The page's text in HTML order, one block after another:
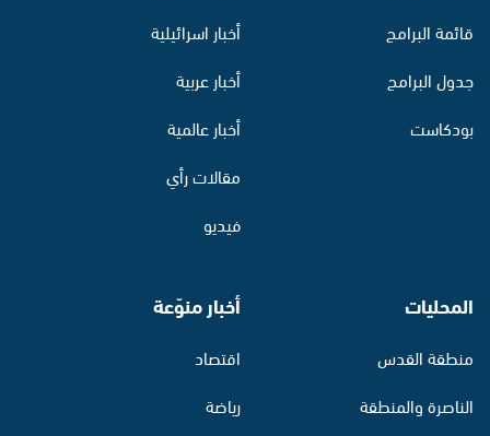
قائمة البرامج
جدول البرامج
بودكاست
أخبار اسرائيلية
أخبار عربية
أخبار عالمية
مقالات رأي
فيديو
المحليات
منطقة القدس
الناصرة والمنطقة
أخبار منوّعة
اقتصاد
رياضة